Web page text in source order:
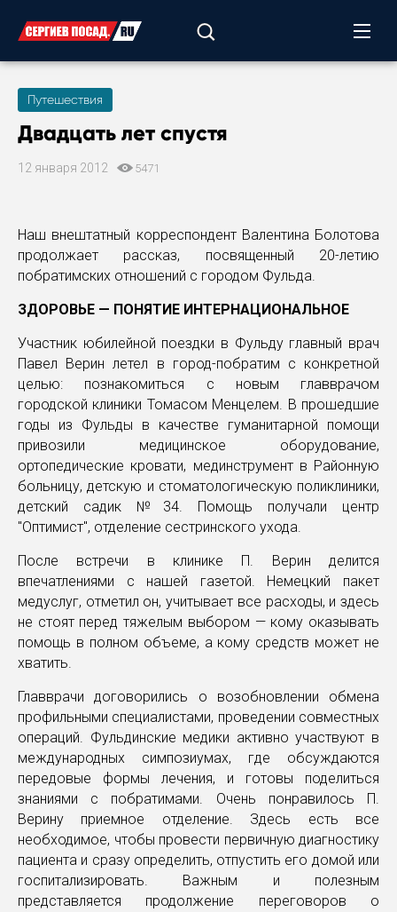
Путешествия
Двадцать лет спустя
12 января 2012 5471
Наш внештатный корреспондент Валентина Болотова
продолжает рассказ, посвященный 20-летию
побратимских отношений с городом Фульда.
ЗДОРОВЬЕ — ПОНЯТИЕ ИНТЕРНАЦИОНАЛЬНОЕ
Участник юбилейной поездки в Фульду главный врач
Павел Верин летел в город-побратим с конкретной
целью: познакомиться с новым главврачом
городской клиники Томасом Менцелем. В прошедшие
годы из Фульды в качестве гуманитарной помощи
привозили медицинское оборудование,
ортопедические кровати, мединструмент в Районную
больницу, детскую и стоматологическую поликлиники,
детский садик №34. Помощь получали центр
"Оптимист", отделение сестринского ухода.
После встречи в клинике П. Верин делится
впечатлениями с нашей газетой. Немецкий пакет
медуслуг, отметил он, учитывает все расходы, и здесь
не стоят перед тяжелым выбором — кому оказывать
помощь в полном объеме, а кому средств может не
хватить.
Главврачи договорились о возобновлении обмена
профильными специалистами, проведении совместных
операций. Фульдинские медики активно участвуют в
международных симпозиумах, где обсуждаются
передовые формы лечения, и готовы поделиться
знаниями с побратимами. Очень понравилось П.
Верину приемное отделение. Здесь есть все
необходимое, чтобы провести первичную диагностику
пациента и сразу определить, отпустить его домой или
госпитализировать. Важным и полезным
представляется продолжение переговоров о